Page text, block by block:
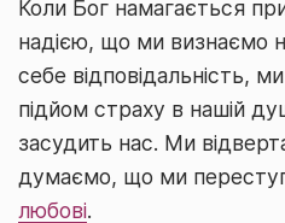
Коли Бог намагається
надією, що ми визнаємо
себе відповідальність,
підйом страху в нашій
засудить нас. Ми
думаємо, що ми
любові.